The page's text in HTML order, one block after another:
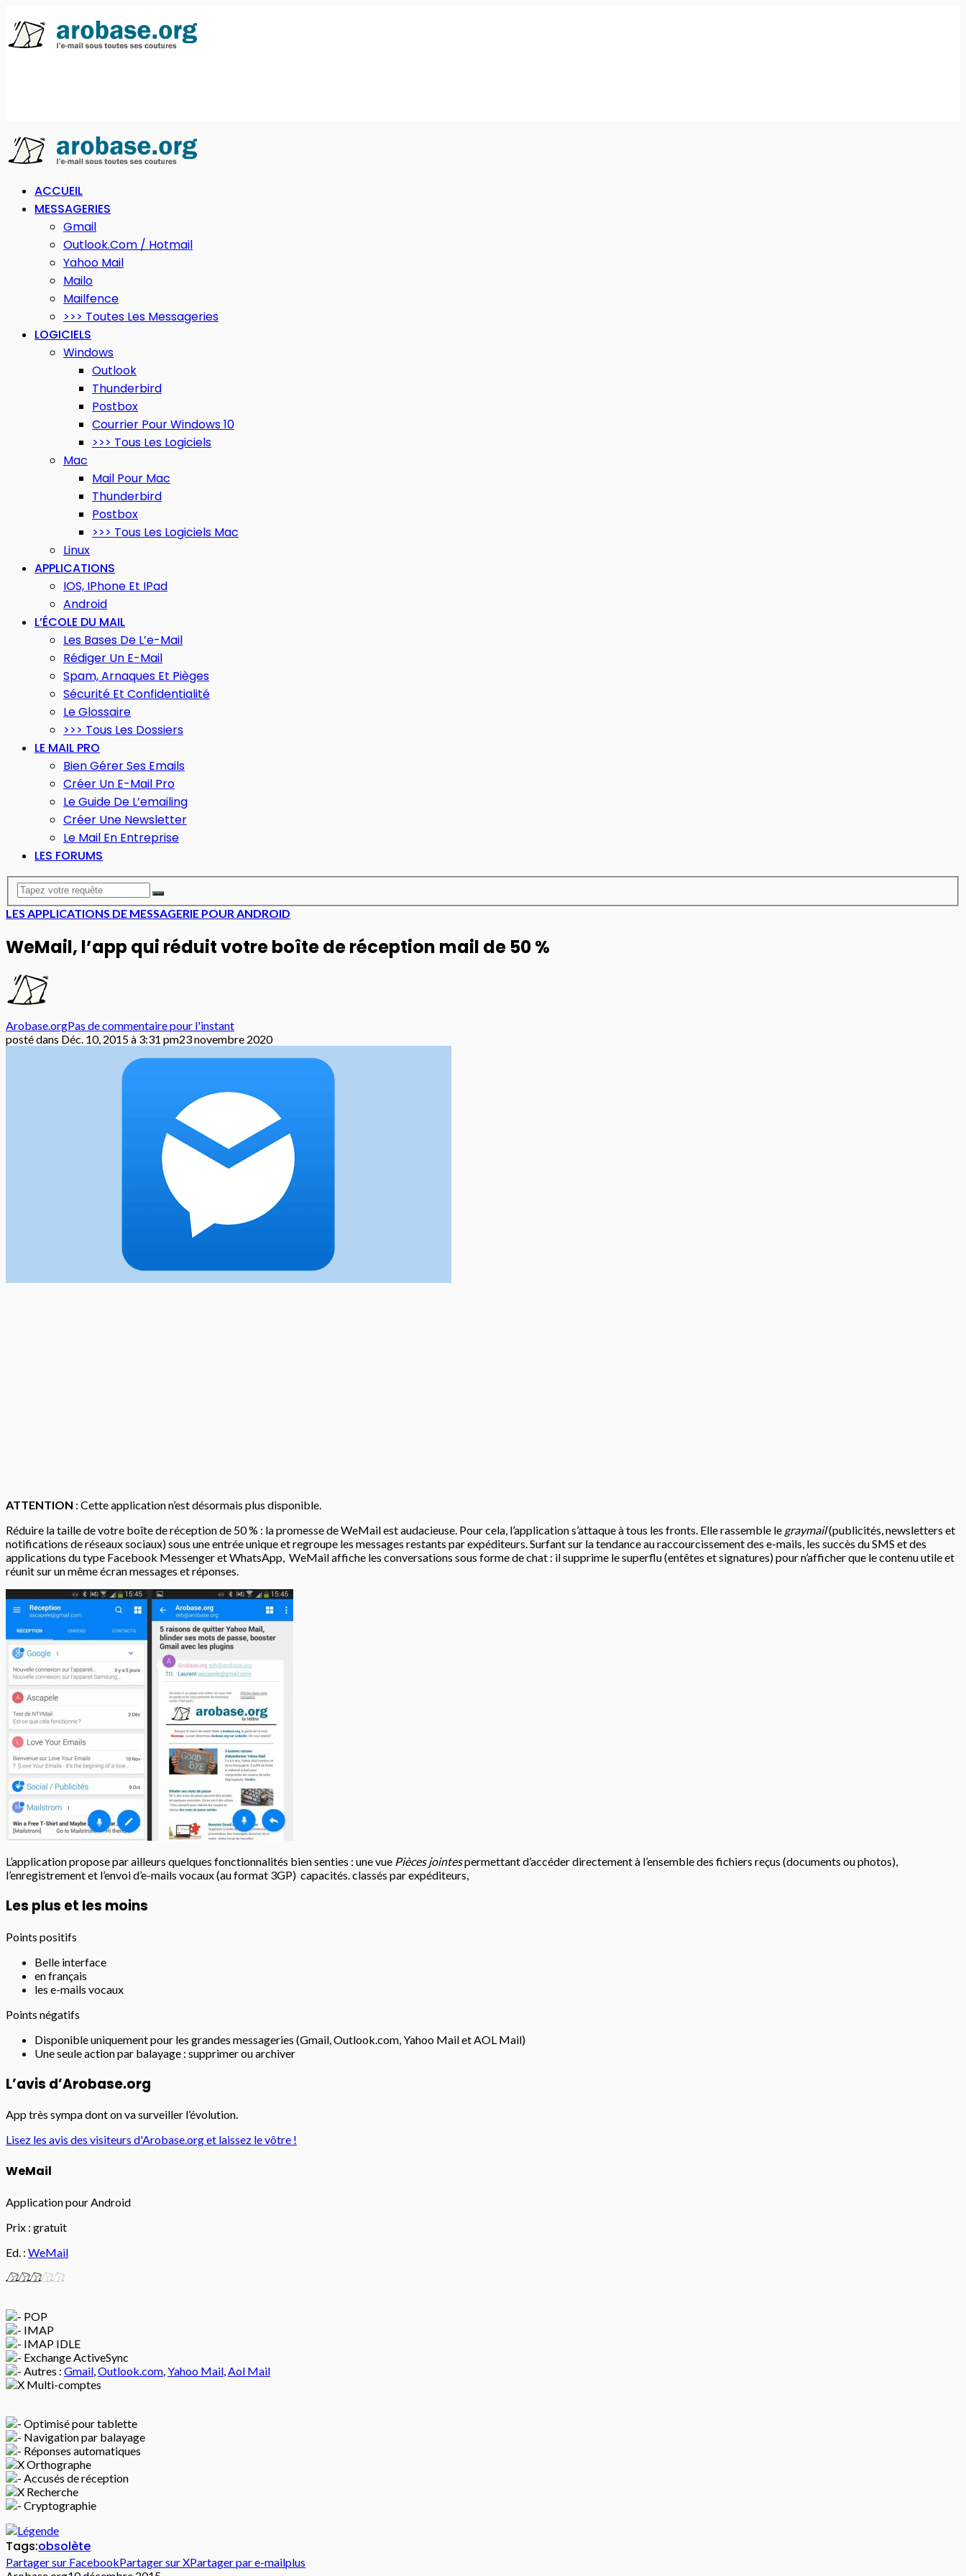
ACCUEIL
MESSAGERIES
Gmail
Outlook.com / Hotmail
Yahoo Mail
Mailo
Mailfence
>>> Toutes Les Messageries
LOGICIELS
Windows
Outlook
Thunderbird
Postbox
Courrier Pour Windows 10
>>> Tous Les Logiciels
Mac
Mail Pour Mac
Thunderbird
Postbox
>>> Tous Les Logiciels Mac
Linux
APPLICATIONS
IOS, IPhone Et IPad
Android
L’ÉCOLE DU MAIL
Les Bases De L’e-Mail
Rédiger Un E-Mail
Spam, Arnaques Et Pièges
Sécurité Et Confidentialité
Le Glossaire
>>> Tous Les Dossiers
LE MAIL PRO
Bien Gérer Ses Emails
Créer Un E-Mail Pro
Le Guide De L’emailing
Créer Une Newsletter
Le Mail En Entreprise
LES FORUMS
LES APPLICATIONS DE MESSAGERIE POUR ANDROID
WeMail, l’app qui réduit votre boîte de réception mail de 50 %
Arobase.orgPas de commentaire pour l'instant
posté dans Déc. 10, 2015 à 3:31 pm23 novembre 2020
ATTENTION : Cette application n’est désormais plus disponible.
Réduire la taille de votre boîte de réception de 50 % : la promesse de WeMail est audacieuse. Pour cela, l’application s’attaque à tous les fronts. Elle rassemble le graymail(publicités, newsletters et
notifications de réseaux sociaux) sous une entrée unique et regroupe les messages restants par expéditeurs. Surfant sur la tendance au raccourcissement des e-mails, les succès du SMS et des
applications du type Facebook Messenger et WhatsApp, WeMail affiche les conversations sous forme de chat : il supprime le superflu (entêtes et signatures) pour n’afficher que le contenu utile et
réunit sur un même écran messages et réponses.
L’application propose par ailleurs quelques fonctionnalités bien senties : une vue Pièces jointespermettant d’accéder directement à l’ensemble des fichiers reçus (documents ou photos),
l’enregistrement et l’envoi d’e-mails vocaux (au format 3GP) capacités. classés par expéditeurs,
Les plus et les moins
Points positifs
Belle interface
en français
les e-mails vocaux
Points négatifs
Disponible uniquement pour les grandes messageries (Gmail, Outlook.com, Yahoo Mail et AOL Mail)
Une seule action par balayage : supprimer ou archiver
L’avis d’Arobase.org
App très sympa dont on va surveiller l’évolution.
Lisez les avis des visiteurs d'Arobase.org et laissez le vôtre !
WeMail
Application pour Android
Prix : gratuit
Ed. : WeMail
POP
IMAP
IMAP IDLE
Exchange ActiveSync
Autres : Gmail,Outlook.com,Yahoo Mail,Aol Mail
Multi-comptes
Optimisé pour tablette
Navigation par balayage
Réponses automatiques
Orthographe
Accusés de réception
Recherche
Cryptographie
Tags:obsolète
Partager sur FacebookPartager sur XPartager par e-mailplus